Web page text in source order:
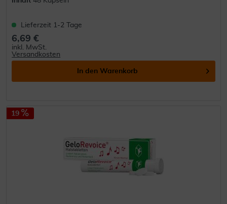
Lieferzeit 1-2 Tage
6,69 €
inkl. MwSt.
Versandkosten
In den Warenkorb
19